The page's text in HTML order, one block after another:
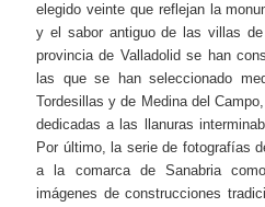
elegido veinte que reflejan la
y el sabor antiguo de las villas
provincia de Valladolid se han
las que se han seleccionado
Tordesillas y de Medina del
dedicadas a las llanuras
Por último, la serie de fotografías
a la comarca de Sanabria
imágenes de construcciones